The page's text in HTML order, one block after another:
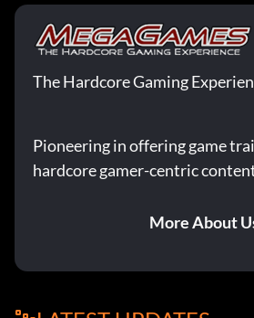
Obtendrás otra mejora de armadura
puntos Salvo.
Desbloquea trajes y cortes de pelo
Cuando compras cierta cantidad de
vendedores de la zona de las puertas
acceder a todos ellos
The Hardcore Gaming
Pioneering in offering game
hardcore gamer-centric
More About